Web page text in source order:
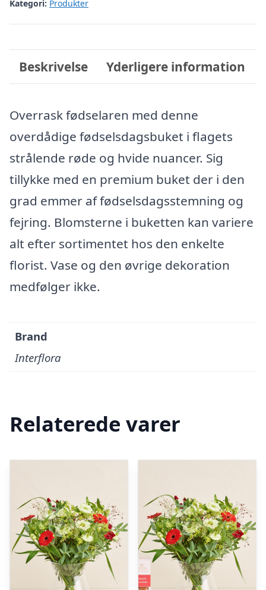
Kategori: Produkter
Beskrivelse Yderligere information
Overrask fødselaren med denne
overdådige fødselsdagsbuket i flagets
strålende røde og hvide nuancer. Sig
tillykke med en premium buket der i den
grad emmer af fødselsdagsstemning og
fejring. Blomsterne i buketten kan variere
alt efter sortimentet hos den enkelte
florist. Vase og den øvrige dekoration
medfølger ikke.
Brand
Interflora
Relaterede varer